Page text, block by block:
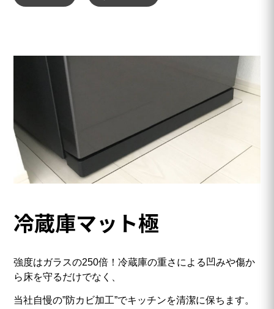
冷蔵庫マット極
強度はガラスの250倍！冷蔵庫の重さによる凹みや傷か
ら床を守るだけでなく、
当社自慢の”防カビ加工”でキッチンを清潔に保ちます。